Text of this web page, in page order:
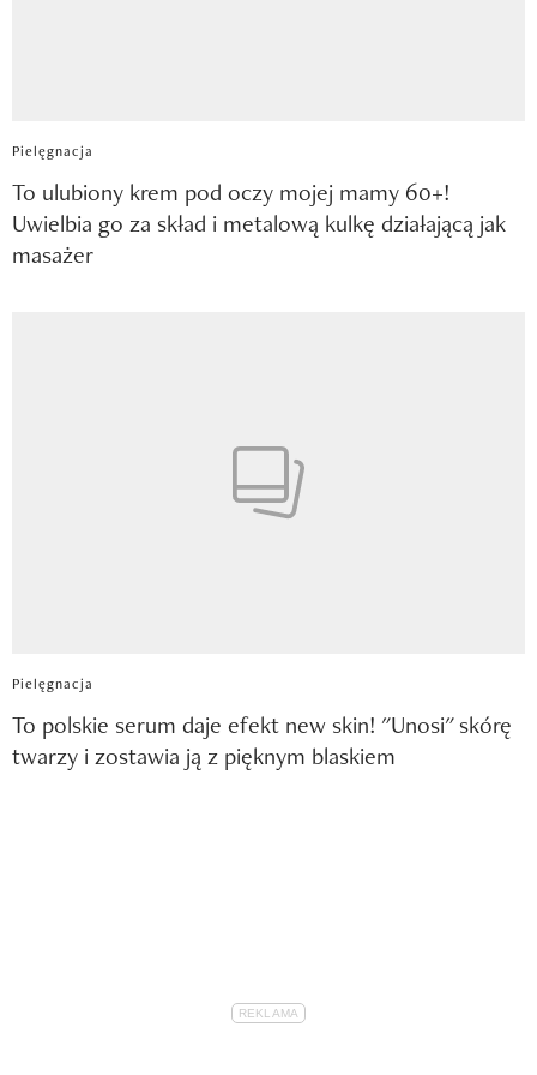
Pielęgnacja
To ulubiony krem pod oczy mojej mamy 60+!
Uwielbia go za skład i metalową kulkę działającą jak
masażer
Pielęgnacja
To polskie serum daje efekt new skin! "Unosi" skórę
twarzy i zostawia ją z pięknym blaskiem